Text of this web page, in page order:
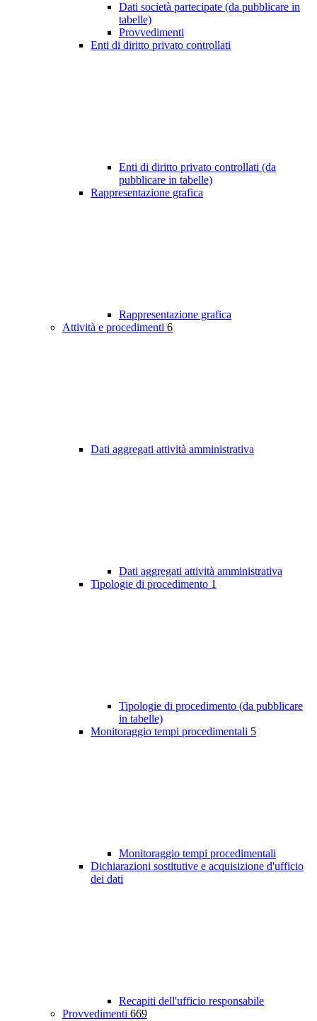
Dati società partecipate (da pubblicare in
tabelle)
Provvedimenti
Enti di diritto privato controllati
Enti di diritto privato controllati (da
pubblicare in tabelle)
Rappresentazione grafica
Rappresentazione grafica
Attività e procedimenti 6
Dati aggregati attività amministrativa
Dati aggregati attività amministrativa
Tipologie di procedimento 1
Tipologie di procedimento (da pubblicare
in tabelle)
Monitoraggio tempi procedimentali 5
Monitoraggio tempi procedimentali
Dichiarazioni sostitutive e acquisizione d'ufficio
dei dati
Recapiti dell'ufficio responsabile
Provvedimenti 669